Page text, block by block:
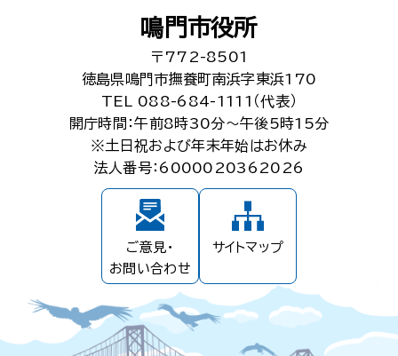
鳴門市役所
〒772-8501
徳島県鳴門市撫養町南浜字東浜170
TEL 088-684-1111（代表）
開庁時間：午前8時30分～午後5時15分
※土日祝および年末年始はお休み
法人番号：6000020362026
ご意見・
お問い合わせ
サイトマップ